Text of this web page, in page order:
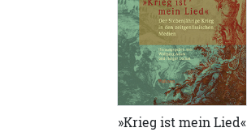
»Krieg ist mein Lied«